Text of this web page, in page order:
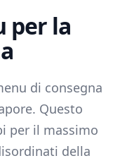
per la
di consegna
Questo
per il massimo
della